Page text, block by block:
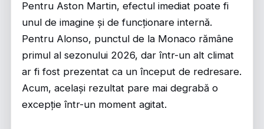
Pentru Aston Martin, efectul imediat poate fi
unul de imagine și de funcționare internă.
Pentru Alonso, punctul de la Monaco rămâne
primul al sezonului 2026, dar într-un alt climat
ar fi fost prezentat ca un început de redresare.
Acum, același rezultat pare mai degrabă o
excepție într-un moment agitat.